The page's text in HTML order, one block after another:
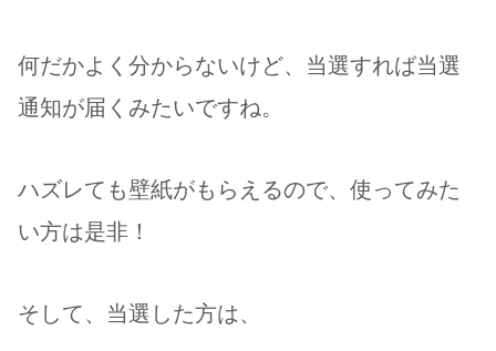
何だかよく分からないけど、当選すれば当選
通知が届くみたいですね。
ハズレても壁紙がもらえるので、使ってみた
い方は是非！
そして、当選した方は、